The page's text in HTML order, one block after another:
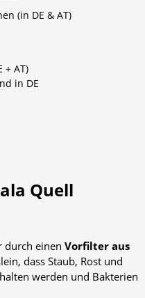
(in DE & AT)
+ AT)
in DE
Quell
durch einen Vorfilter aus
dass Staub, Rost und
werden und Bakterien